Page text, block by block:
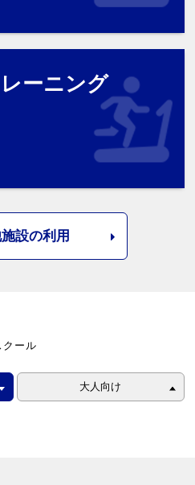
ーニング
設の利用
クール
大人向け